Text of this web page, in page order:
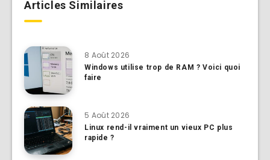
Articles Similaires
8 Août 2026
Windows utilise trop de RAM ? Voici quoi
faire
5 Août 2026
Linux rend-il vraiment un vieux PC plus
rapide ?